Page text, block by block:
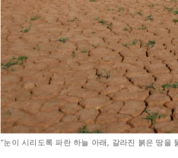
“눈이 시리도록 파란 하늘 아래, 갈라진 붉은 땅을